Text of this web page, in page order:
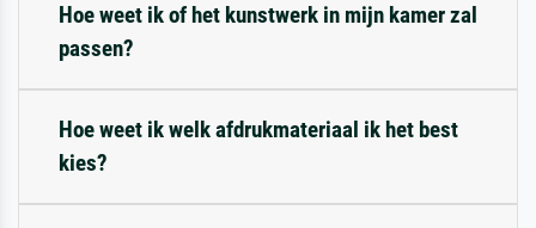
Hoe weet ik of het kunstwerk in mijn kamer zal
passen?
Hoe weet ik welk afdrukmateriaal ik het best
kies?